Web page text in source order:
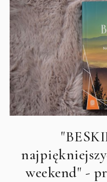
weekend" -